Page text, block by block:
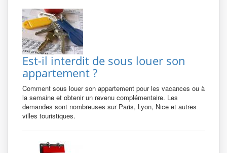
Est-il interdit de sous louer son
appartement ?
Comment sous louer son appartement pour les vacances ou à
la semaine et obtenir un revenu complémentaire. Les
demandes sont nombreuses sur Paris, Lyon, Nice et autres
villes touristiques.